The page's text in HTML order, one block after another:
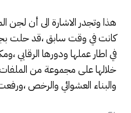
هذا وتجدر الاشارة الى أن لجن
كانت في وقت سابق ،قد حلت
في اطار عملها ودورها
خلالها على مجموعة من
والبناء العشوائي والرخص